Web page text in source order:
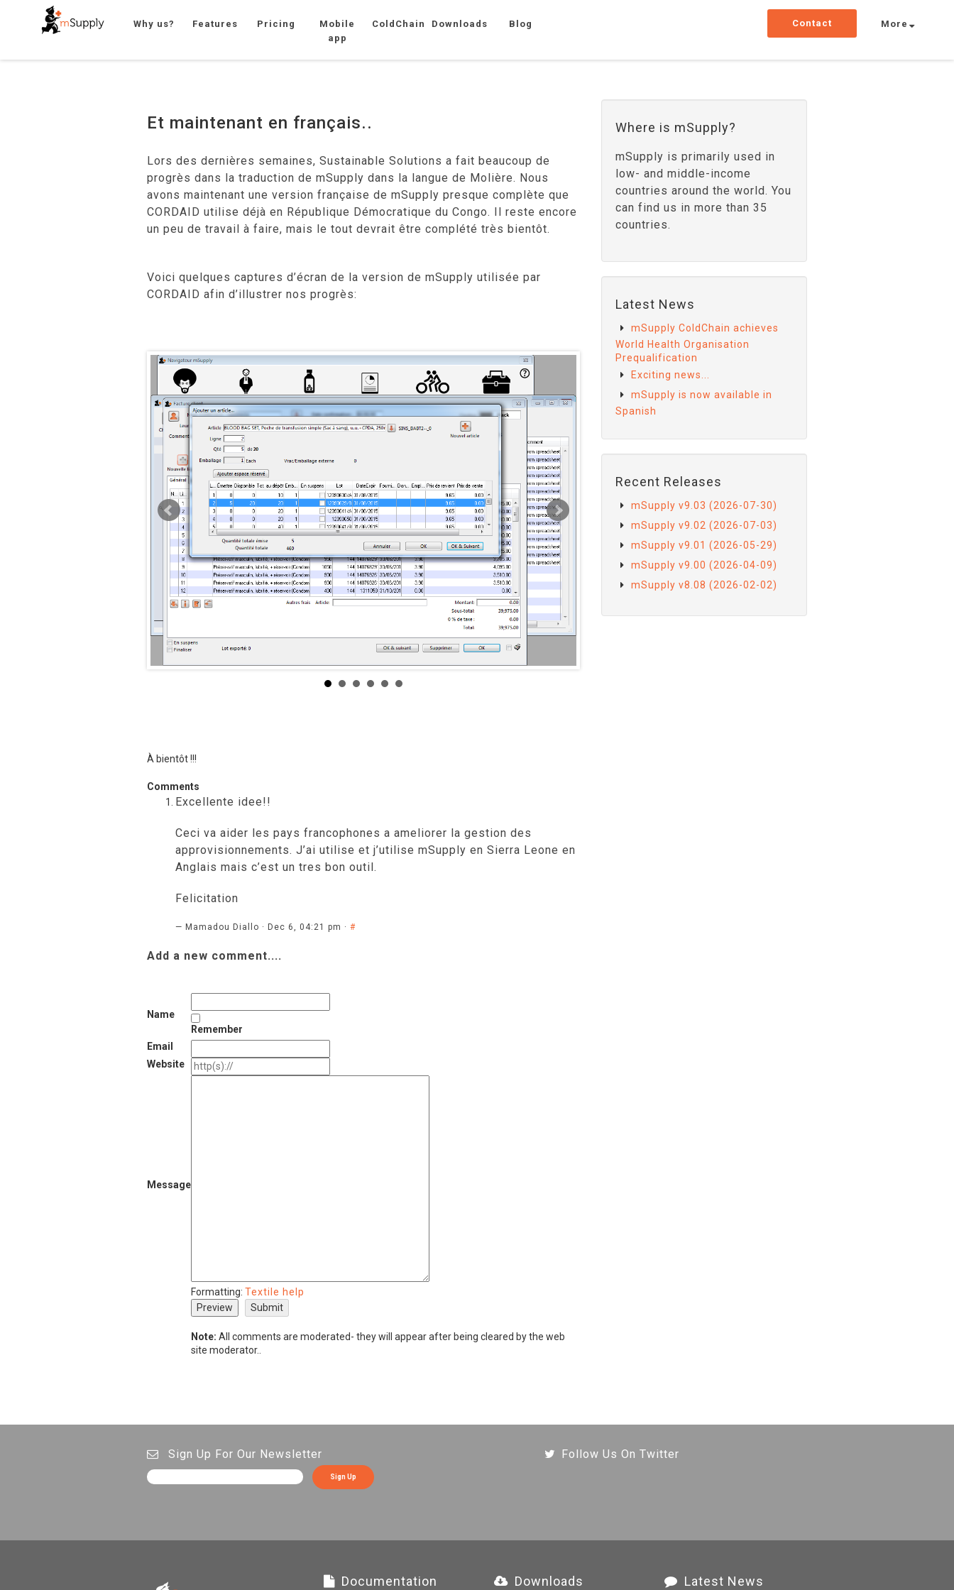
Why us? Features Pricing
Mobile
app
ColdChain Downloads Blog Contact More
Et maintenant en français..
Lors des dernières semaines, Sustainable Solutions a fait beaucoup de
progrès dans la traduction de mSupply dans la langue de Molière. Nous
avons maintenant une version française de mSupply presque complète que
CORDAID utilise déjà en République Démocratique du Congo. Il reste encore
un peu de travail à faire, mais le tout devrait être complété très bientôt.
Voici quelques captures d’écran de la version de mSupply utilisée par
CORDAID afin d’illustrer nos progrès:
À bientôt !!!
Comments
Excellente idee!!
Ceci va aider les pays francophones a ameliorer la gestion des
approvisionnements. J’ai utilise et j’utilise mSupply en Sierra Leone en
Anglais mais c’est un tres bon outil.
Felicitation
— Mamadou Diallo · Dec 6, 04:21 pm · #
Add a new comment....
Name
Remember
Email
Website
Message
Formatting: Textile help
Note: All comments are moderated- they will appear after being cleared by the web
site moderator..
Where is mSupply?
mSupply is primarily used in
low- and middle-income
countries around the world. You
can find us in more than 35
countries.
Latest News
mSupply ColdChain achieves
World Health Organisation
Prequalification
Exciting news...
mSupply is now available in
Spanish
Recent Releases
mSupply v9.03 (2026-07-30)
mSupply v9.02 (2026-07-03)
mSupply v9.01 (2026-05-29)
mSupply v9.00 (2026-04-09)
mSupply v8.08 (2026-02-02)
Sign Up For Our Newsletter
Sign Up
Follow Us On Twitter
Documentation Downloads Latest News